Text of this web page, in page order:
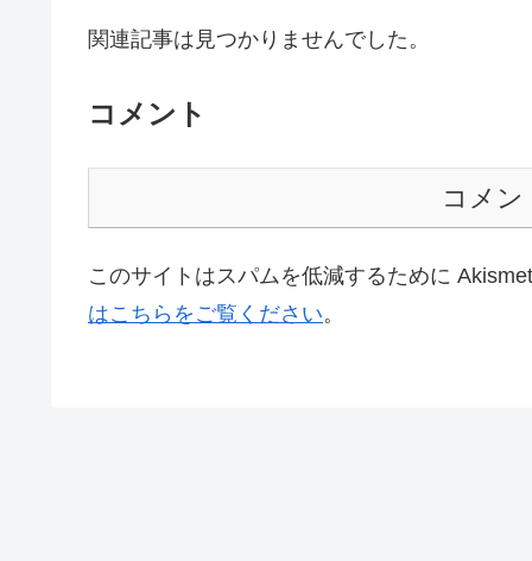
関連記事は見つかりませんでした。
コメント
コメン
このサイトはスパムを低減するために
はこちらをご覧ください。